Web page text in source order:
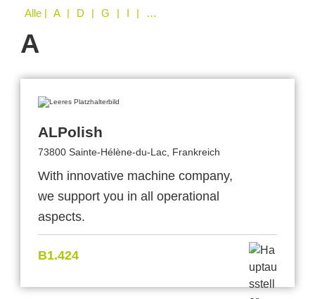
Alle | A | D | G | I | M | N | S | U
A
ALPolish
73800 Sainte-Hélène-du-Lac, Frankreich
With innovative machine company,
we support you in all operational
aspects.
B1.424